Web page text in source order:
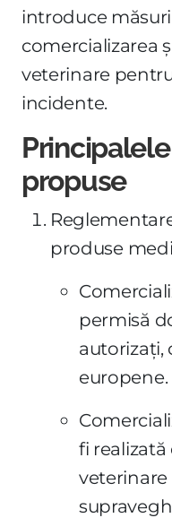
introduce
comercializarea
veterinare
incidente.
propuse
produse
permisă
autorizați,
europene.
fi
veterinare